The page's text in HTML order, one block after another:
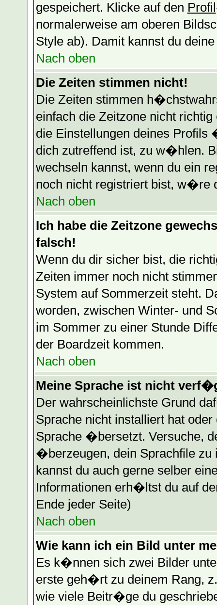
gespeichert. Klicke auf den Profil
normalerweise am oberen
Style ab). Damit kannst du
Nach oben
Die Zeiten stimmen nicht!
Die Zeiten stimmen
einfach die Zeitzone nicht
die Einstellungen deines
dich zutreffend ist, zu w�hlen.
wechseln kannst, wenn du ein
noch nicht registriert bist, w�re
Nach oben
Ich habe die Zeitzone
falsch!
Wenn du dir sicher bist, die
Zeiten immer noch nicht
System auf Sommerzeit steht.
worden, zwischen Winter- und
im Sommer zu einer Stunde
der Boardzeit kommen.
Nach oben
Meine Sprache ist nicht
Der wahrscheinlichste Grund
Sprache nicht installiert hat
Sprache �bersetzt. Versuche,
�berzeugen, dein Sprachfile zu
kannst du auch gerne selber
Informationen erh�ltst du auf
Ende jeder Seite)
Nach oben
Wie kann ich ein Bild unter
Es k�nnen sich zwei Bilder
erste geh�rt zu deinem Rang,
wie viele Beitr�ge du